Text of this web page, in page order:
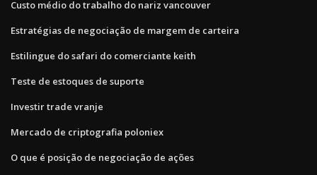
Custo médio do trabalho do nariz vancouver
Estratégias de negociação de margem de carteira
Estilingue do safari do comerciante keith
Teste de estoques de suporte
Investir trade vranje
Mercado de criptografia poloniex
O que é posição de negociação de ações